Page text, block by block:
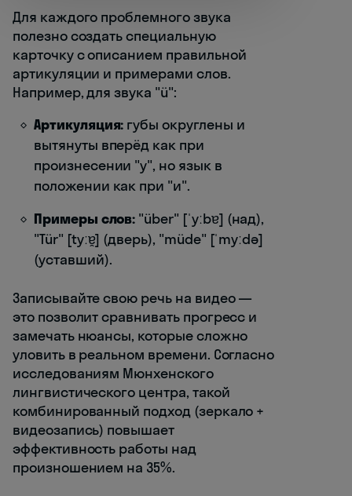
Для каждого проблемного звука
полезно создать специальную
карточку с описанием правильной
артикуляции и примерами слов.
Например, для звука "ü":
Артикуляция: губы округлены и
вытянуты вперёд как при
произнесении "у", но язык в
положении как при "и".
Примеры слов: "über" [ˈyːbɐ] (над),
"Tür" [tyːɐ̯] (дверь), "müde" [ˈmyːdə]
(уставший).
Записывайте свою речь на видео —
это позволит сравнивать прогресс и
замечать нюансы, которые сложно
уловить в реальном времени. Согласно
исследованиям Мюнхенского
лингвистического центра, такой
комбинированный подход (зеркало +
видеозапись) повышает
эффективность работы над
произношением на 35%.